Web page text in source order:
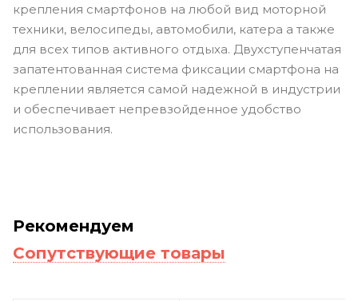
крепления смартфонов на любой вид моторной
техники, велосипеды, автомобили, катера а также
для всех типов активного отдыха. Двухступенчатая
запатентованная система фиксации смартфона на
креплении является самой надежной в индустрии
и обеспечивает непревзойденное удобство
использования.
Рекомендуем
Сопутствующие товары